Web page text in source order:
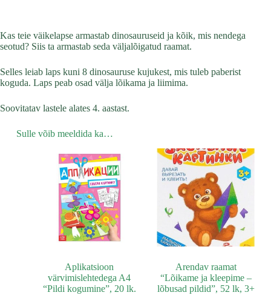
Kas teie väikelapse armastab dinosauruseid ja kõik, mis nendega
seotud? Siis ta armastab seda väljalõigatud raamat.
Selles leiab laps kuni 8 dinosauruse kujukest, mis tuleb paberist
koguda. Laps peab osad välja lõikama ja liimima.
Soovitatav lastele alates 4. aastast.
Sulle võib meeldida ka…
Aplikatsioon
värvimislehtedega A4
“Pildi kogumine”, 20 lk.
Arendav raamat
“Lõikame ja kleepime –
lõbusad pildid”, 52 lk, 3+